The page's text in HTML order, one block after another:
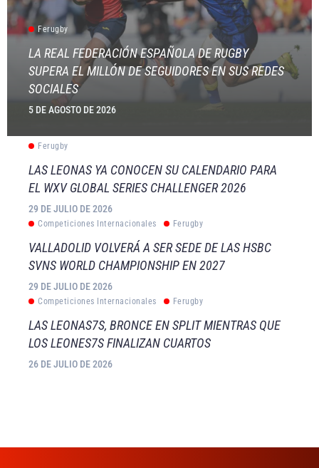
Ferugby
LA REAL FEDERACIÓN ESPAÑOLA DE RUGBY
SUPERA EL MILLÓN DE SEGUIDORES EN SUS REDES
SOCIALES
5 DE AGOSTO DE 2026
Ferugby
LAS LEONAS YA CONOCEN SU CALENDARIO PARA
EL WXV GLOBAL SERIES CHALLENGER 2026
29 DE JULIO DE 2026
Competiciones Internacionales Ferugby
VALLADOLID VOLVERÁ A SER SEDE DE LAS HSBC
SVNS WORLD CHAMPIONSHIP EN 2027
29 DE JULIO DE 2026
Competiciones Internacionales Ferugby
LAS LEONAS7S, BRONCE EN SPLIT MIENTRAS QUE
LOS LEONES7S FINALIZAN CUARTOS
26 DE JULIO DE 2026